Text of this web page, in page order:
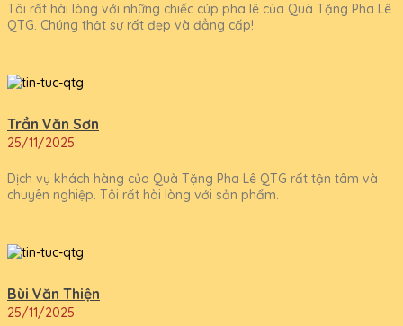
Tôi rất hài lòng với những chiếc cúp pha lê của Quà Tặng Pha Lê
QTG. Chúng thật sự rất đẹp và đẳng cấp!
Trần Văn Sơn
25/11/2025
Dịch vụ khách hàng của Quà Tặng Pha Lê QTG rất tận tâm và
chuyên nghiệp. Tôi rất hài lòng với sản phẩm.
Bùi Văn Thiện
25/11/2025